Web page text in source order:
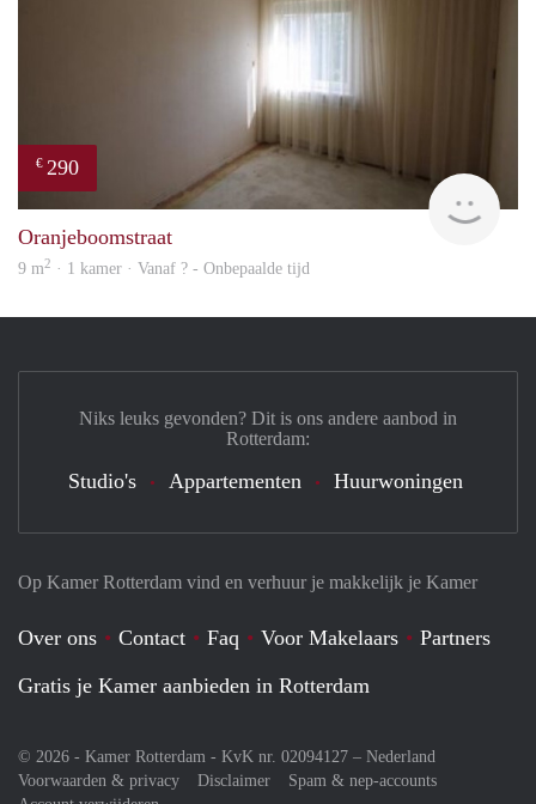
€ 290
Oranjeboomstraat
9 m2 · 1 kamer · Vanaf ? - Onbepaalde tijd
Op Kamer Rotterdam vind en verhuur je makkelijk je Kamer
Over ons Contact Faq Voor Makelaars
Partners
Gratis je Kamer aanbieden in Rotterdam
© 2026 - Kamer Rotterdam - KvK nr. 02094127 – Nederland
Voorwaarden & privacy
Disclaimer
Spam & nep-accounts
Niks leuks gevonden? Dit is ons andere aanbod in
Rotterdam:
Studio's Appartementen Huurwoningen